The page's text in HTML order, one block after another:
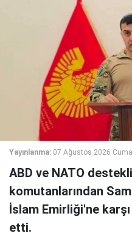
Yayınlanma: 07 Ağustos 2026
ABD ve NATO
komutanlarından
İslam Emirliği'ne
etti.